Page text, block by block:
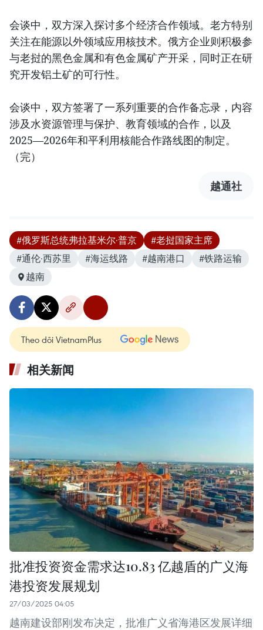
会谈中，双方深入探讨多个经济合作领域。老方特别
关注在能源以外领域应用核技术。俄方企业则积极参
与老挝的黑色金属和有色金属矿产开采，同时正在研
究开发铝土矿的可行性。
会谈中，双方签署了一系列重要的合作备忘录，内容
涉及水资源管理与保护、教育领域的合作，以及
2025—2026年和平利用核能合作路线图的制定。
（完）
越通社
#俄罗斯总统弗拉基米尔·普京
#老挝国家主席
#通伦·西苏里
#海运线路 #越南港口
#铁路运输
越南
Theo dõi VietnamPlus
相关新闻
批准投资资金需求达10.83 亿越盾的广义海
港投资发展规划
27/03/2025 04:05
越南建设部刚发布决定，批准广义省海港区发展详细